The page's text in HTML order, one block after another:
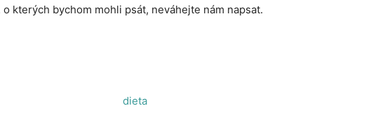
o kterých bychom mohli psát, neváhejte nám napsat.